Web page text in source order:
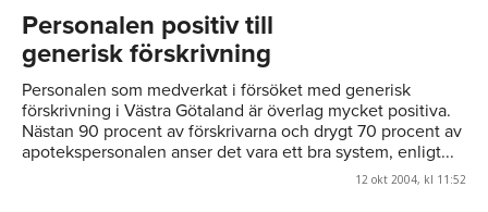
Personalen positiv till
generisk förskrivning
Personalen som medverkat i försöket med generisk
förskrivning i Västra Götaland är överlag mycket positiva.
Nästan 90 procent av förskrivarna och drygt 70 procent av
apotekspersonalen anser det vara ett bra system, enligt...
12 okt 2004, kl 11:52